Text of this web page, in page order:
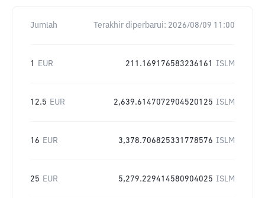
Jumlah Terakhir diperbarui: 2026/08/09 11:00
1 EUR 211.169176583236161 ISLM
12.5 EUR 2,639.6147072904520125 ISLM
16 EUR 3,378.706825331778576 ISLM
25 EUR 5,279.229414580904025 ISLM